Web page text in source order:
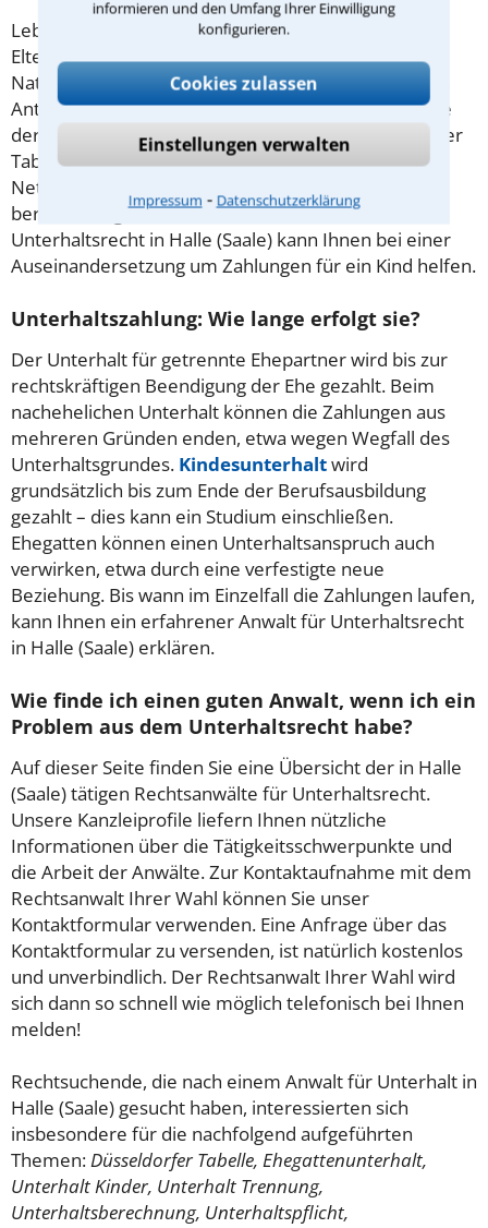
informieren und den Umfang Ihrer Einwilligung
konfigurieren.
Cookies zulassen
Einstellungen verwalten
Impressum ⁃ Datenschutzerklärung
Leben die Eltern nicht mehr zusammen, leistet der
Elternteil, bei dem das Kind lebt, den sogenannten
Naturalunterhalt. Der andere Elternteil muss seinen
Anteil in Form von Geld erbringen. Die genaue Höhe
der Zahlungen berechnet man nach der Düsseldorfer
Tabelle. Dabei werden das Alter des Kindes und das
Nettoeinkommen des Unterhaltspflichtigen
berücksichtigt. Ein erfahrener Anwalt für
Unterhaltsrecht in Halle (Saale) kann Ihnen bei einer
Auseinandersetzung um Zahlungen für ein Kind helfen.
Unterhaltszahlung: Wie lange erfolgt sie?
Der Unterhalt für getrennte Ehepartner wird bis zur
rechtskräftigen Beendigung der Ehe gezahlt. Beim
nachehelichen Unterhalt können die Zahlungen aus
mehreren Gründen enden, etwa wegen Wegfall des
Unterhaltsgrundes. Kindesunterhaltwird
grundsätzlich bis zum Ende der Berufsausbildung
gezahlt – dies kann ein Studium einschließen.
Ehegatten können einen Unterhaltsanspruch auch
verwirken, etwa durch eine verfestigte neue
Beziehung. Bis wann im Einzelfall die Zahlungen laufen,
kann Ihnen ein erfahrener Anwalt für Unterhaltsrecht
in Halle (Saale) erklären.
Wie finde ich einen guten Anwalt, wenn ich ein
Problem aus dem Unterhaltsrecht habe?
Auf dieser Seite finden Sie eine Übersicht der in Halle
(Saale) tätigen Rechtsanwälte für Unterhaltsrecht.
Unsere Kanzleiprofile liefern Ihnen nützliche
Informationen über die Tätigkeitsschwerpunkte und
die Arbeit der Anwälte. Zur Kontaktaufnahme mit dem
Rechtsanwalt Ihrer Wahl können Sie unser
Kontaktformular verwenden. Eine Anfrage über das
Kontaktformular zu versenden, ist natürlich kostenlos
und unverbindlich. Der Rechtsanwalt Ihrer Wahl wird
sich dann so schnell wie möglich telefonisch bei Ihnen
melden!
Rechtsuchende, die nach einem Anwalt für Unterhalt in
Halle (Saale) gesucht haben, interessierten sich
insbesondere für die nachfolgend aufgeführten
Themen:Düsseldorfer Tabelle, Ehegattenunterhalt,
Unterhalt Kinder, Unterhalt Trennung,
Unterhaltsberechnung, Unterhaltspflicht,